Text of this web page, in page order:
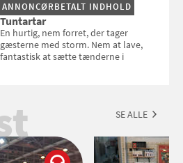
ANNONCØRBETALT INDHOLD
Tuntartar
En hurtig, nem forret, der tager
gæsterne med storm. Nem at lave,
fantastisk at sætte tænderne i
SE ALLE